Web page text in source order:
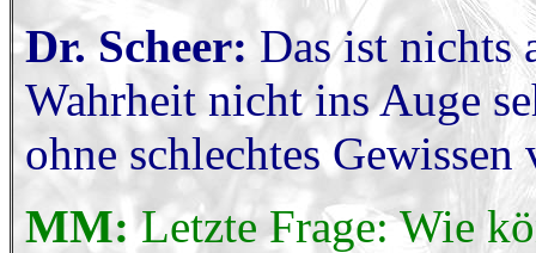
Dr. Scheer: Das ist nichts
Wahrheit nicht ins Auge
ohne schlechtes Gewissen
MM:Letzte Frage: Wie